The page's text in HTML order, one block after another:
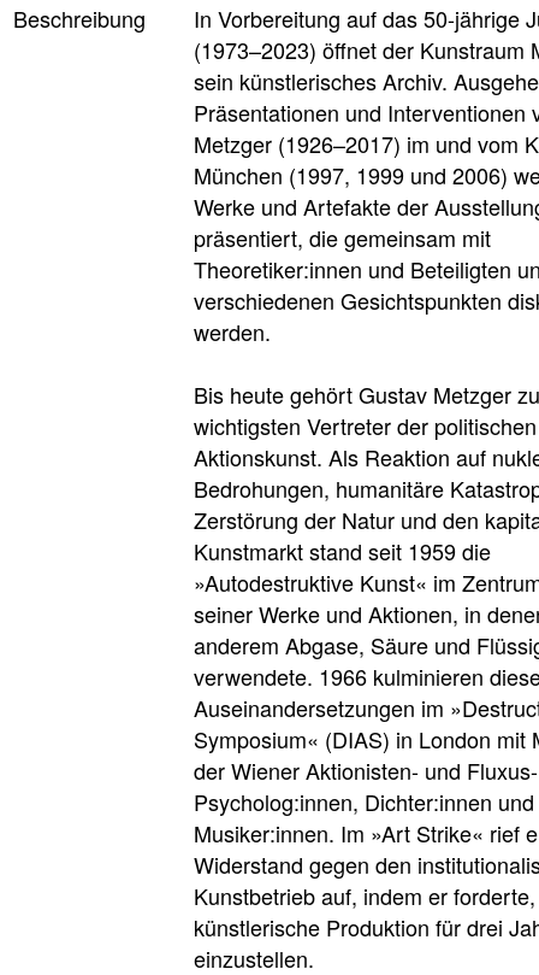
Beschreibung
In Vorbereitung auf das 50-jährige
(1973–2023) öffnet der Kunstraum
sein künstlerisches Archiv.
Präsentationen und Interventionen
Metzger (1926–2017) im und vom
München (1997, 1999 und 2006)
Werke und Artefakte der
präsentiert, die gemeinsam mit
Theoretiker:innen und Beteiligten
verschiedenen Gesichtspunkten
werden.
Bis heute gehört Gustav Metzger
wichtigsten Vertreter der politischen
Aktionskunst. Als Reaktion auf
Bedrohungen, humanitäre
Zerstörung der Natur und den
Kunstmarkt stand seit 1959 die
»Autodestruktive Kunst« im
seiner Werke und Aktionen, in
anderem Abgase, Säure und
verwendete. 1966 kulminieren
Auseinandersetzungen im
Symposium« (DIAS) in London mit
der Wiener Aktionisten- und
Psycholog:innen, Dichter:innen und
Musiker:innen. Im »Art Strike« rief
Widerstand gegen den
Kunstbetrieb auf, indem er forderte,
künstlerische Produktion für drei
einzustellen.